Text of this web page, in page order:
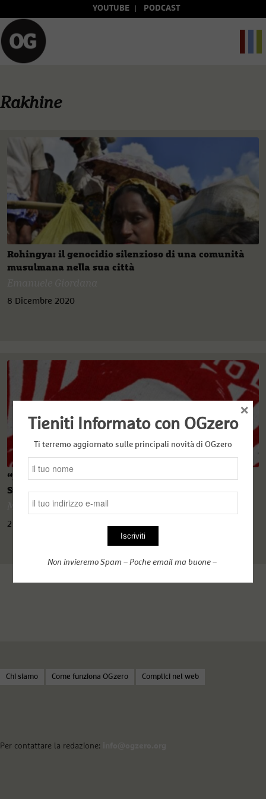
YOUTUBE PODCAST
Rakhine
Rohingya: il genocidio silenzioso di una comunità
musulmana nella sua città
8 Dicembre 2020
“L’occhio del Buddha” e la Realpolitik di Aung San
Suu Kyi
Massimo Morello
2 Dicembre 2020
Chi siamo Come funziona OGzero Complici nel web
Per contattare la redazione:
Tieniti Informato con OGzero
Ti terremo aggiornato sulle principali novità di OGzero
Non invieremo Spam – Poche email ma buone –
×